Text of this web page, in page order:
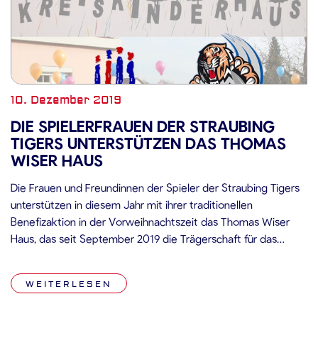
10. Dezember 2019
DIE SPIELERFRAUEN DER STRAUBING
TIGERS UNTERSTÜTZEN DAS THOMAS
WISER HAUS
Die Frauen und Freundinnen der Spieler der Straubing Tigers
unterstützen in diesem Jahr mit ihrer traditionellen
Benefizaktion in der Vorweihnachtszeit das Thomas Wiser
Haus, das seit September 2019 die Trägerschaft für das
übernommen hat. Aktuell werden in der Einrichtung 42 Kinder
in fünf Gruppen betreut, darunter 24 […]
WEITERLESEN